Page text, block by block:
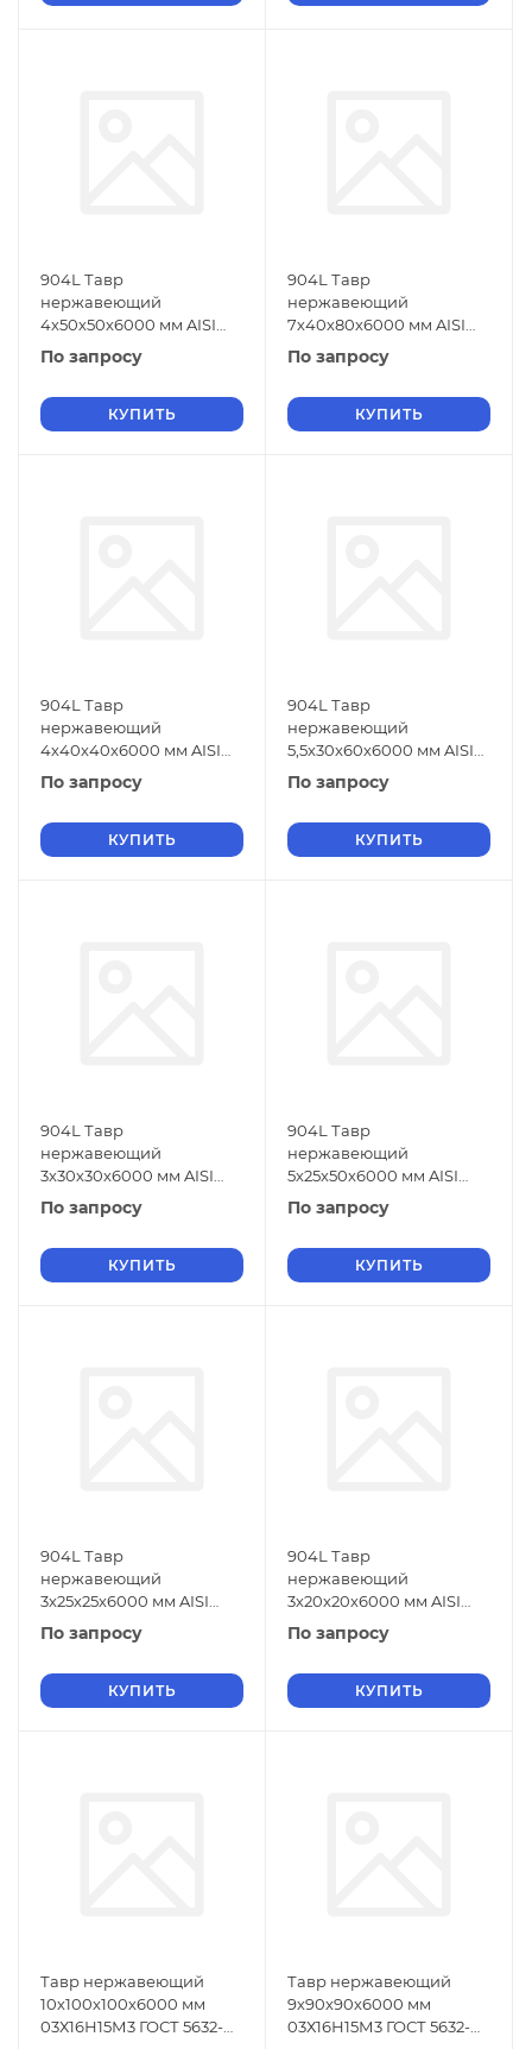
904L Тавр
нержавеющий
4х50х50х6000 мм AISI
904L ГОСТ 5632-2014
По запросу
КУПИТЬ
904L Тавр
нержавеющий
7х40х80х6000 мм AISI
904L ГОСТ 5632-2014
По запросу
КУПИТЬ
904L Тавр
нержавеющий
4х40х40х6000 мм AISI
904L ГОСТ 5632-2014
По запросу
КУПИТЬ
904L Тавр
нержавеющий
5,5х30х60х6000 мм AISI
904L ГОСТ 5632-2014
По запросу
КУПИТЬ
904L Тавр
нержавеющий
3х30х30х6000 мм AISI
904L ГОСТ 5632-2014
По запросу
КУПИТЬ
904L Тавр
нержавеющий
5х25х50х6000 мм AISI
904L ГОСТ 5632-2014
По запросу
КУПИТЬ
904L Тавр
нержавеющий
3х25х25х6000 мм AISI
904L ГОСТ 5632-2014
По запросу
КУПИТЬ
904L Тавр
нержавеющий
3х20х20х6000 мм AISI
904L ГОСТ 5632-2014
По запросу
КУПИТЬ
Тавр нержавеющий
10х100х100х6000 мм
03Х16Н15М3 ГОСТ 5632-
Тавр нержавеющий
9х90х90х6000 мм
03Х16Н15М3 ГОСТ 5632-